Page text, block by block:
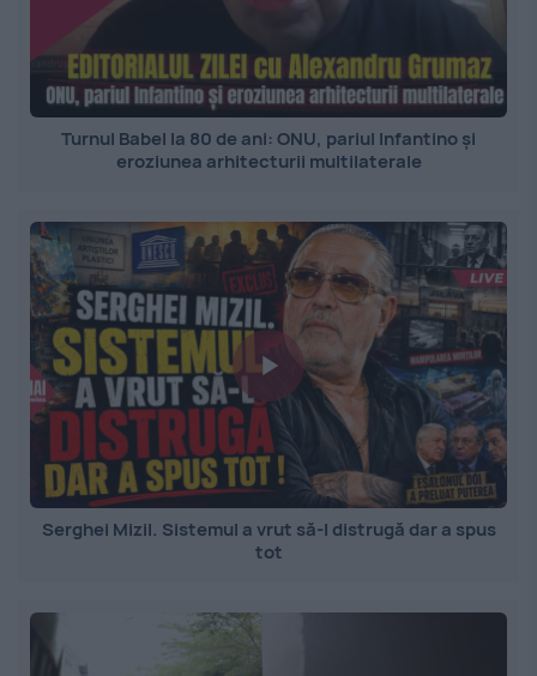
Turnul Babel la 80 de ani: ONU, pariul Infantino și
eroziunea arhitecturii multilaterale
Serghei Mizil. Sistemul a vrut să-l distrugă dar a spus
tot